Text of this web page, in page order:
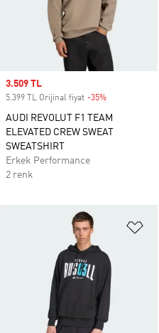
Sale price
3.509 TL
5.399 TL Orijinal fiyat -35%
AUDI REVOLUT F1 TEAM
ELEVATED CREW SWEAT
SWEATSHIRT
Erkek Performance
2 renk